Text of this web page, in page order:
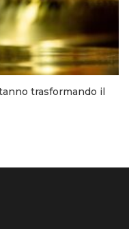
trasformando il